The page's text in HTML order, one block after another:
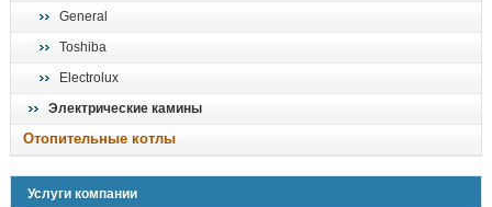
General
Toshiba
Electrolux
Электрические камины
Отопительные котлы
Услуги компании